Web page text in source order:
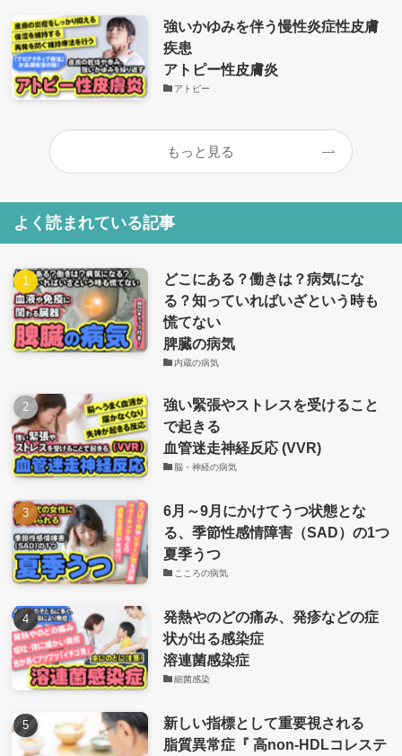
強いかゆみを伴う慢性炎症性皮膚
疾患
アトピー性皮膚炎
アトピー
もっと見る
よく読まれている記事
どこにある？働きは？病気にな
る？知っていればいざという時も
慌てない
脾臓の病気
内蔵の病気
強い緊張やストレスを受けること
で起きる
血管迷走神経反応 (VVR)
脳・神経の病気
6月～9月にかけてうつ状態とな
る、季節性感情障害（SAD）の1つ
夏季うつ
こころの病気
発熱やのどの痛み、発疹などの症
状が出る感染症
溶連菌感染症
細菌感染
新しい指標として重要視される
脂質異常症『 高non-HDLコレステ